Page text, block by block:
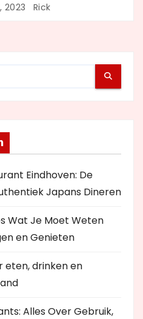
2023 Rick
Eindhoven: De
Japans Dineren
Wat Je Moet Weten
en Genieten
eten, drinken en
Alles Over Gebruik,